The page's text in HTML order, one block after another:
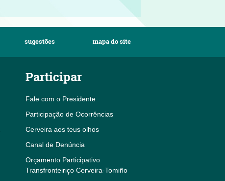
sugestões mapa do site
Participar
Fale com o Presidente
Participação de Ocorrências
Cerveira aos teus olhos
Canal de Denúncia
Orçamento Participativo
Transfronteiriço Cerveira-Tomiño